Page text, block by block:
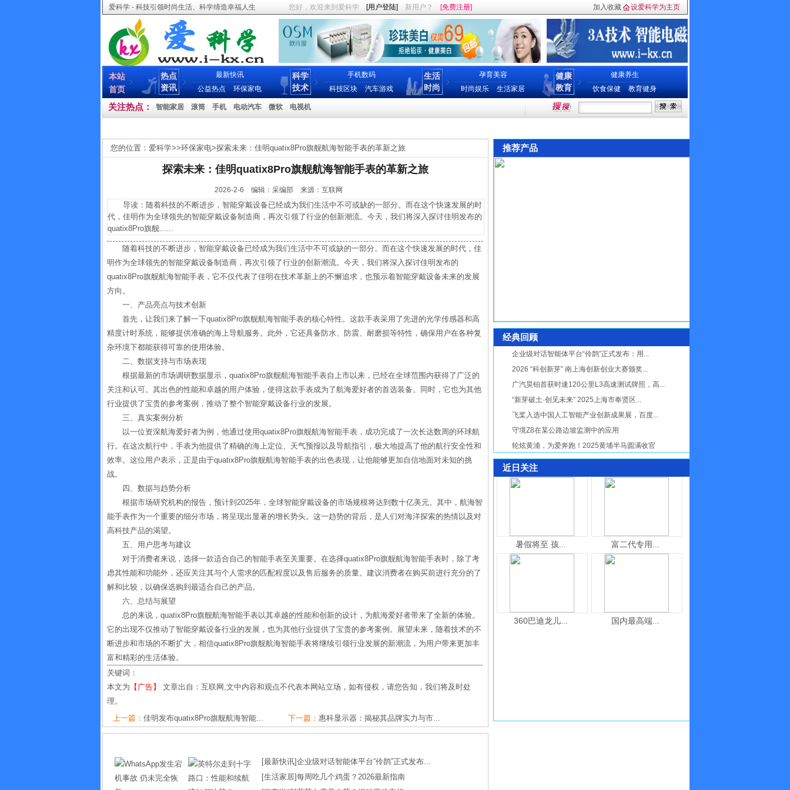
爱科学 - 科技引领时尚生活、科学缔造幸福人生 您好，欢迎来到爱科学 [用户登陆] 新用户？ [免费注册] 加入收藏 设爱科学为主页
本站
首页
热点
资讯
最新快讯
公益热点
环保家电
科学
技术
手机数码
科技区块
汽车游戏
生活
时尚
孕育美容
时尚娱乐
生活家居
健康
教育
健康养生
饮食保健
教育健身
关注热点： 智能家居 滚筒 手机 电动汽车 微软 电视机
您的位置： 爱科学>>环保家电>探索未来：佳明quatix8Pro旗舰航海智能手表的革新之旅
探索未来：佳明quatix8Pro旗舰航海智能手表的革新之旅
2026-2-6 编辑：采编部 来源：互联网
导读：随着科技的不断进步，智能穿戴设备已经成为我们生活中不可或缺的一部分。而在这个快速发展的时
代，佳明作为全球领先的智能穿戴设备制造商，再次引领了行业的创新潮流。今天，我们将深入探讨佳明发布的
quatix8Pro旗舰......
随着科技的不断进步，智能穿戴设备已经成为我们生活中不可或缺的一部分。而在这个快速发展的时代，佳
明作为全球领先的智能穿戴设备制造商，再次引领了行业的创新潮流。今天，我们将深入探讨佳明发布的
quatix8Pro旗舰航海智能手表，它不仅代表了佳明在技术革新上的不懈追求，也预示着智能穿戴设备未来的发展
方向。
一、产品亮点与技术创新
首先，让我们来了解一下quatix8Pro旗舰航海智能手表的核心特性。这款手表采用了先进的光学传感器和高
精度计时系统，能够提供准确的海上导航服务。此外，它还具备防水、防震、耐磨损等特性，确保用户在各种复
杂环境下都能获得可靠的使用体验。
二、数据支持与市场表现
根据最新的市场调研数据显示，quatix8Pro旗舰航海智能手表自上市以来，已经在全球范围内获得了广泛的
关注和认可。其出色的性能和卓越的用户体验，使得这款手表成为了航海爱好者的首选装备。同时，它也为其他
行业提供了宝贵的参考案例，推动了整个智能穿戴设备行业的发展。
三、真实案例分析
以一位资深航海爱好者为例，他通过使用quatix8Pro旗舰航海智能手表，成功完成了一次长达数周的环球航
行。在这次航行中，手表为他提供了精确的海上定位、天气预报以及导航指引，极大地提高了他的航行安全性和
效率。这位用户表示，正是由于quatix8Pro旗舰航海智能手表的出色表现，让他能够更加自信地面对未知的挑
战。
四、数据与趋势分析
根据市场研究机构的报告，预计到2025年，全球智能穿戴设备的市场规模将达到数十亿美元。其中，航海智
能手表作为一个重要的细分市场，将呈现出显著的增长势头。这一趋势的背后，是人们对海洋探索的热情以及对
高科技产品的渴望。
五、用户思考与建议
对于消费者来说，选择一款适合自己的智能手表至关重要。在选择quatix8Pro旗舰航海智能手表时，除了考
虑其性能和功能外，还应关注其与个人需求的匹配程度以及售后服务的质量。建议消费者在购买前进行充分的了
解和比较，以确保选购到最适合自己的产品。
六、总结与展望
总的来说，quatix8Pro旗舰航海智能手表以其卓越的性能和创新的设计，为航海爱好者带来了全新的体验。
它的出现不仅推动了智能穿戴设备行业的发展，也为其他行业提供了宝贵的参考案例。展望未来，随着技术的不
断进步和市场的不断扩大，相信quatix8Pro旗舰航海智能手表将继续引领行业发展的新潮流，为用户带来更加丰
富和精彩的生活体验。
关键词：
本文为 【广告】
文章出自：互联网,文中内容和观点不代表本网站立场，如有侵权，请您告知，我们将及时处
理。
上一篇： 佳明发布quatix8Pro旗舰航海智能... 下一篇： 惠科显示器：揭秘其品牌实力与市...
[最新快讯]企业级对话智能体平台“伶鹊”正式发布...
[生活家居]每周吃几个鸡蛋？2026最新指南
推荐产品
经典回顾
企业级对话智能体平台“伶鹊”正式发布：用...
2026 “科创新芽” 南上海创新创业大赛颁奖...
广汽昊铂首获时速120公里L3高速测试牌照，高...
“新芽破土·创见未来” 2025上海市奉贤区...
飞桨入选中国人工智能产业创新成果展，百度...
守境Z8在某公路边坡监测中的应用
轮炫黄浦，为爱奔跑！2025黄埔半马圆满收官
近日关注
暑假将至 孩... 富二代专用...
360巴迪龙儿... 国内最高端...